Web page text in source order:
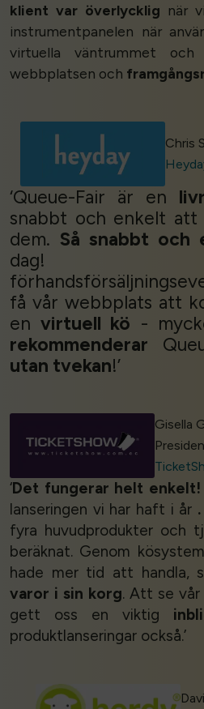
klient var överlycklig när
instrumentpanelen när
virtuella väntrummet
webbplatsen och
Chris
‘Queue-Fair är en
snabbt och enkelt att
dem. Så snabbt och
dag!
få vår webbplats att
envirtuell kö -
rekommenderar
utan tvekan!’
Gisella
‘Det fungerar helt enkelt!
lanseringen vi har haft i år .
fyra huvudprodukter och
beräknat. Genom
hade mer tid att handla,
varor i sin korg. Att se vår
gett oss en viktig
produktlanseringar också.’